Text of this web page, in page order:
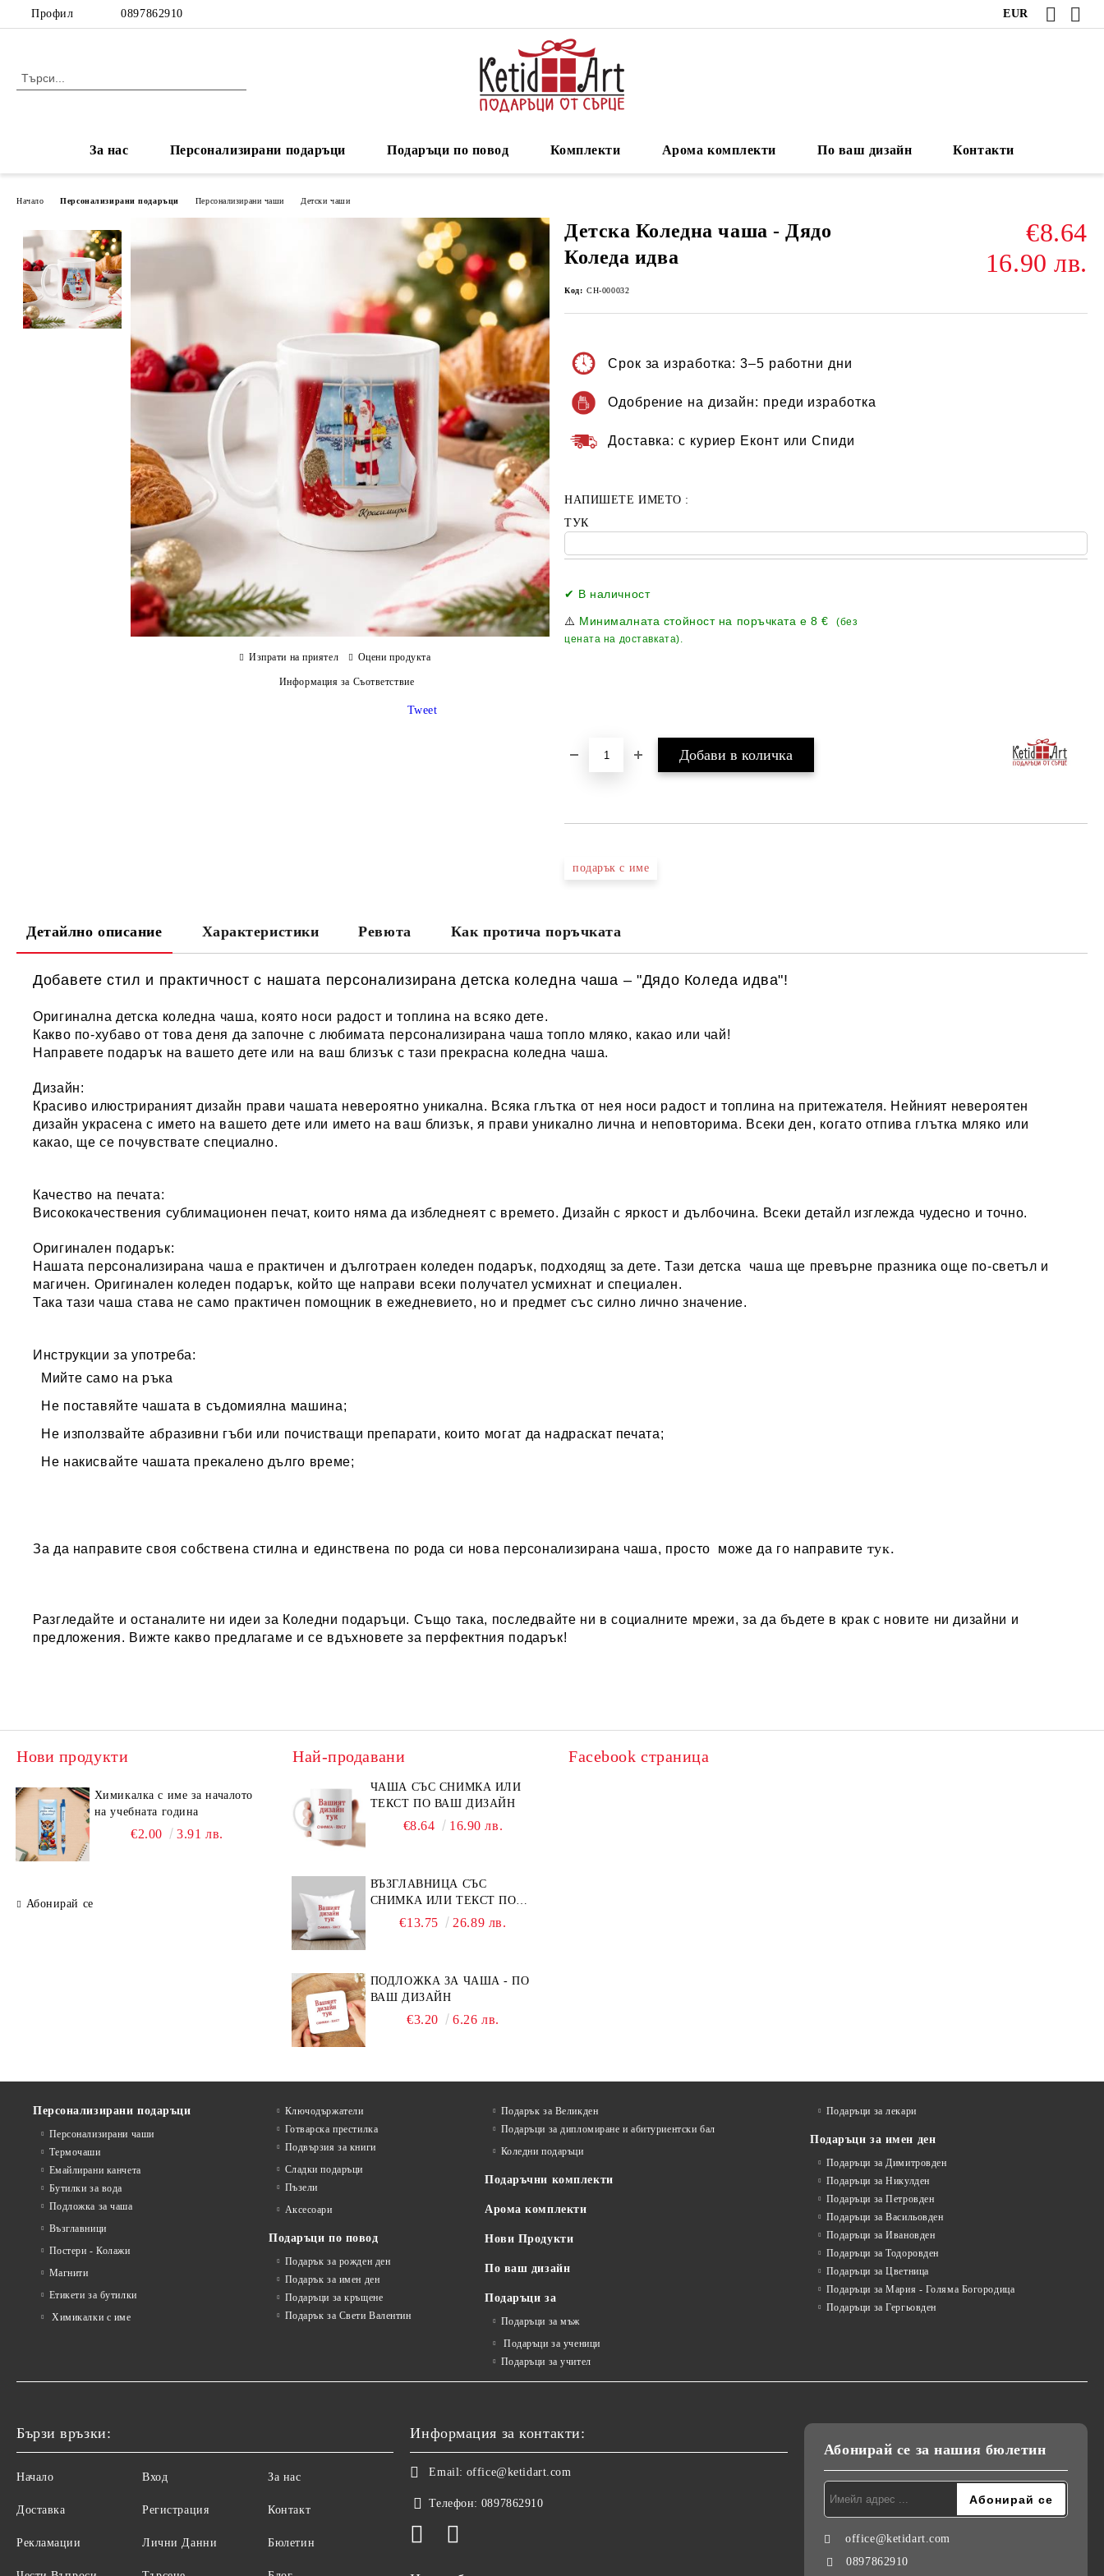
Профил 0897862910 EUR
За нас Персонализирани подаръци Подаръци по повод Комплекти Арома комплекти По ваш дизайн Контакти
Начало Персонализирани подаръци Персонализирани чаши Детски чаши
Детска Коледна чаша - Дядо
Коледа идва
€8.64
16.90 лв.
Код: CH-000032
Срок за изработка: 3–5 работни дни
Одобрение на дизайн: преди изработка
Доставка: с куриер Еконт или Спиди
НАПИШЕТЕ ИМЕТО :
ТУК
✔ В наличност
⚠️ Минималната стойност на поръчката е8 €
(без
цената на доставката).
подарък с име
Изпрати на приятел Оцени продукта
Информация за Съответствие
Tweet
Детайлно описание Характеристики Ревюта Как протича поръчката
Добавете стил и практичност с нашата персонализирана детска коледна чаша – "Дядо Коледа идва"!
Оригинална детска коледна чаша, която носи радост и топлина на всяко дете.
Какво по-хубаво от това деня да започне с любимата персонализирана чаша топло мляко, какао или чай!
Направете подарък на вашето дете или на ваш близък с тази прекрасна коледна чаша.
Дизайн:
Красиво илюстрираният дизайн прави чашата невероятно уникална. Всяка глътка от нея носи радост и топлина на притежателя. Нейният невероятен
дизайн украсена с името на вашето дете или името на ваш близък, я прави уникално лична и неповторима. Всеки ден, когато отпива глътка мляко или
какао, ще се почувствате специално.
Качество на печата:
Висококачествения сублимационен печат, които няма да избледнеят с времето. Дизайн с яркост и дълбочина. Всеки детайл изглежда чудесно и точно.
Оригинален подарък:
Нашата персонализирана чаша е практичен и дълготраен коледен подарък, подходящ за дете. Тази детска чаша ще превърне празника още по-светъл и
магичен. Оригинален коледен подарък, който ще направи всеки получател усмихнат и специален.
Така тази чаша става не само практичен помощник в ежедневието, но и предмет със силно лично значение.
Инструкции за употреба:
Мийте само на ръка
Не поставяйте чашата в съдомиялна машина;
Не използвайте абразивни гъби или почистващи препарати, които могат да надраскат печата;
Не накисвайте чашата прекалено дълго време;
За да направите своя собствена стилна и единствена по рода си нова персонализирана чаша, просто може да го направите тук.
Разгледайте и останалите ни идеи за Коледни подаръци. Също така, последвайте ни в социалните мрежи, за да бъдете в крак с новите ни дизайни и
предложения. Вижте какво предлагаме и се вдъхновете за перфектния подарък!
Нови продукти
Химикалка с име за началото
на учебната година
€2.00 3.91 лв.
Абонирай се
Най-продавани
ЧАША СЪС СНИМКА ИЛИ
ТЕКСТ ПО ВАШ ДИЗАЙН
€8.64 16.90 лв.
ВЪЗГЛАВНИЦА СЪС
СНИМКА ИЛИ ТЕКСТ ПО
ВАШ ДИЗАЙН
€13.75 26.89 лв.
ПОДЛОЖКА ЗА ЧАША - ПО
ВАШ ДИЗАЙН
€3.20 6.26 лв.
Facebook страница
Персонализирани подаръци
Персонализирани чаши
Термочаши
Емайлирани канчета
Бутилки за вода
Подложка за чаша
Възглавници
Постери - Колажи
Магнити
Етикети за бутилки
Химикалки с име
Ключодържатели
Готварска престилка
Подвързия за книги
Сладки подаръци
Пъзели
Аксесоари
Подаръци по повод
Подарък за рожден ден
Подарък за имен ден
Подаръци за кръщене
Подарък за Свети Валентин
Подарък за Великден
Подаръци за дипломиране и абитуриентски бал
Коледни подаръци
Подаръчни комплекти
Арома комплекти
Нови Продукти
По ваш дизайн
Подаръци за
Подаръци за мъж
Подаръци за ученици
Подаръци за учител
Подаръци за лекари
Подаръци за имен ден
Подаръци за Димитровден
Подаръци за Никулден
Подаръци за Петровден
Подаръци за Васильовден
Подаръци за Ивановден
Подаръци за Тодоровден
Подаръци за Цветница
Подаръци за Мария - Голяма Богородица
Подаръци за Гергьовден
Бързи връзки:
Начало
Доставка
Рекламации
Вход
Регистрация
Лични Данни
За нас
Контакт
Бюлетин
Информация за контакти:
Email: office@ketidart.com
Телефон: 0897862910
Абонирай се за нашия бюлетин
office@ketidart.com
0897862910